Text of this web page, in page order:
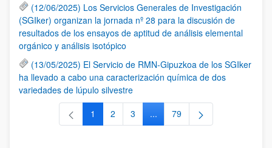
(12/06/2025) Los Servicios Generales de Investigación
(SGIker) organizan la jornada nº 28 para la discusión de
resultados de los ensayos de aptitud de análisis elemental
orgánico y análisis isotópico
(13/05/2025) El Servicio de RMN-Gipuzkoa de los SGIker
ha llevado a cabo una caracterización química de dos
variedades de lúpulo silvestre
Página
1 Página
2 Página
3 ...Páginas intermedias Use TAB
Página
79